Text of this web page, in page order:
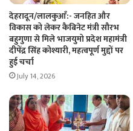
देहरादून/लालकुआँ:- जनहित और
विकास को लेकर कैबिनेट मंत्री सौरभ
बहुगुणा से मिले भाजयुमो प्रदेश महामंत्री
दीपेंद्र सिंह कोश्यारी, महत्वपूर्ण मुद्दों पर
हुई चर्चा
July 14, 2026